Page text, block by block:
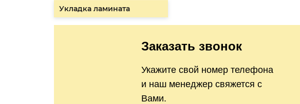
Укладка ламината
Заказать звонок
Укажите свой номер телефона
и наш менеджер свяжется с
Вами.